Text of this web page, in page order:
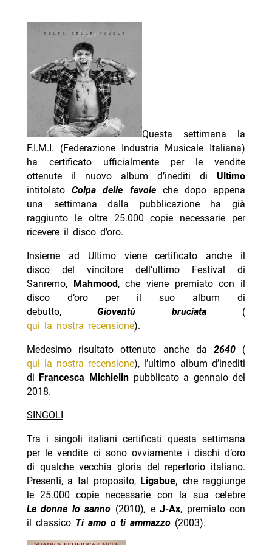
Questa settimana la
F.I.M.I. (Federazione Industria Musicale Italiana)
ha certificato ufficialmente per le vendite
ottenute il nuovo album d’inediti diUltimo
intitolatoColpa delle favole che dopo appena
una settimana dalla pubblicazione ha già
raggiunto le oltre 25.000 copie necessarie per
ricevere il disco d’oro.
Insieme ad Ultimo viene certificato anche il
disco del vincitore dell’ultimo Festival di
Sanremo, Mahmood, che viene premiato con il
disco d’oro per il suo album di
debutto,Gioventù bruciata (
qui la nostra recensione).
Medesimo risultato ottenuto anche da 2640(
qui la nostra recensione), l’ultimo album d’inediti
di Francesca Michielin pubblicato a gennaio del
2018.
SINGOLI
Tra i singoli italiani certificati questa settimana
per le vendite ci sono ovviamente i dischi d’oro
di qualche vecchia gloria del repertorio italiano.
Presenti, a tal proposito, Ligabue, che raggiunge
le 25.000 copie necessarie con la sua celebre
Le donne lo sanno (2010), eJ-Ax, premiato con
il classico Ti amo o ti ammazzo (2003).